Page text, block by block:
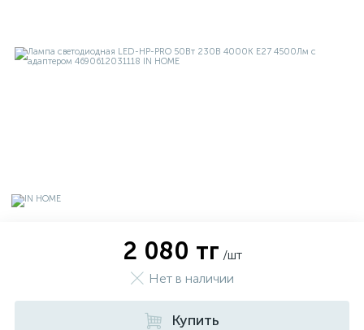
2 080 тг /шт
Нет в наличии
Купить